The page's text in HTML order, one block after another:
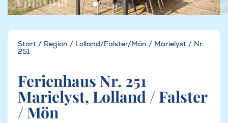
Start / Region / Lolland/Falster/Mön / Marielyst / Nr.
251
Ferienhaus Nr. 251
Marielyst, Lolland / Falster
/ Mön